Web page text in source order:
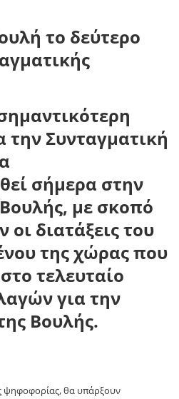
Συνταγματική
σήμερα στην
με σκοπό
διατάξεις του
της χώρας που
τελευταίο
για την
Βουλής.
ψηφοφορίας, θα υπάρξουν